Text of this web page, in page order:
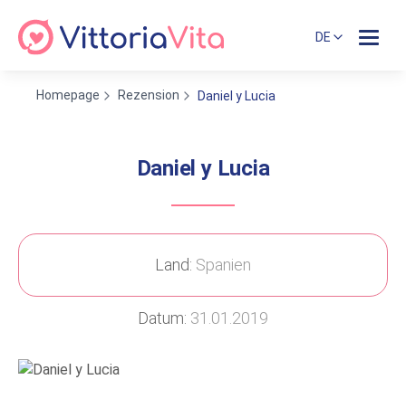
DE
Homepage Rezension Daniel y Lucia
Daniel y Lucia
Land: Spanien
Datum: 31.01.2019